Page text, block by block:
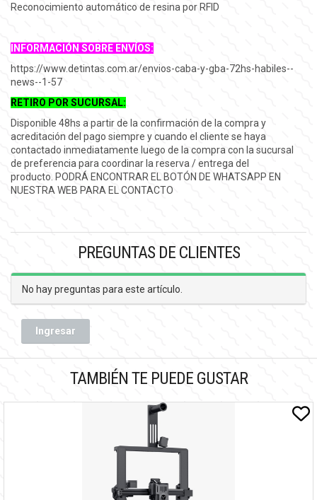
Reconocimiento automático de resina por RFID
INFORMACIÓN SOBRE ENVÍOS:
https://www.detintas.com.ar/envios-caba-y-gba-72hs-habiles--
news--1-57
RETIRO POR SUCURSAL:
Disponible 48hs a partir de la confirmación de la compra y
acreditación del pago siempre y cuando el cliente se haya
contactado inmediatamente luego de la compra con la sucursal
de preferencia para coordinar la reserva / entrega del
producto. PODRÁ ENCONTRAR EL BOTÓN DE WHATSAPP EN
NUESTRA WEB PARA EL CONTACTO
PREGUNTAS DE CLIENTES
No hay preguntas para este artículo.
Ingresar
TAMBIÉN TE PUEDE GUSTAR